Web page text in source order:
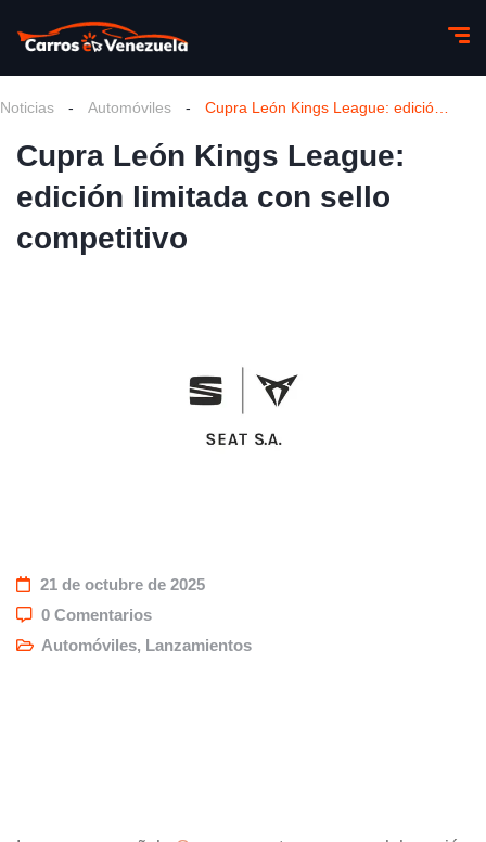
Noticias - Automóviles -
Cupra León Kings League:
edición limitada con sello
competitivo
21 de octubre de 2025
0 Comentarios
Automóviles, Lanzamientos